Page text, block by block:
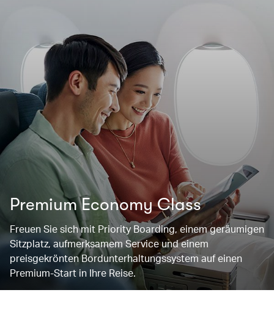
Premium Economy Class
Freuen Sie sich mit Priority Boarding, einem geräumigen
Sitzplatz, aufmerksamem Service und einem
preisgekrönten Bordunterhaltungssystem auf einen
Premium-Start in Ihre Reise.